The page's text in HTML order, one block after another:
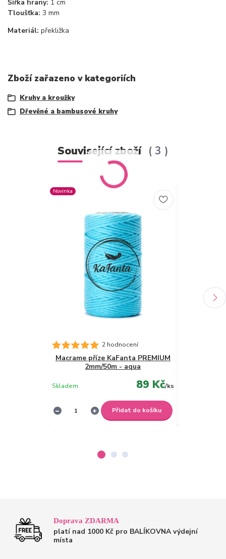
Šířka hrany: 1 cm
Tloušťka: 3 mm
Materiál: překližka
Zboží zařazeno v kategoriích
Kruhy a kroužky
Dřevěné a bambusové kruhy
Související zboží 3
Novinka
2 hodnocení
Macrame příze KaFanta PREMIUM
2mm/50m - aqua
89 Kč/ks
Skladem
Přidat do košíku
Doprava ZDARMA
platí nad 1000 Kč pro BALÍKOVNA výdejní
místa